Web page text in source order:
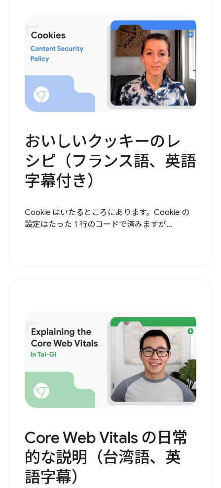
おいしいクッキーのレ
シピ（フランス語、英語
字幕付き）
Cookie はいたるところにあります。Cookie の
設定はたった 1 行のコードで済みますが...
Core Web Vitals の日常
的な説明（台湾語、英
語字幕）